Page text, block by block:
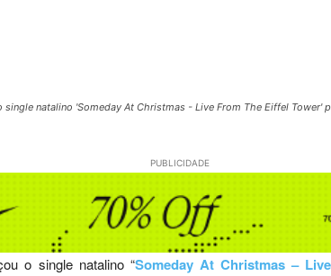
single natalino 'Someday At Christmas - Live From The Eiffel Tower'
PUBLICIDADE
o single natalino “Someday At Christmas –